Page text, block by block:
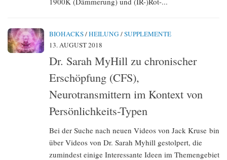
BIOHACKS/HEILUNG /SUPPLEMENTE
13. AUGUST 2018
Dr. Sarah MyHill zu chronischer
Erschöpfung (CFS),
Neurotransmittern im Kontext von
Persönlichkeits-Typen
Bei der Suche nach neuen Videos von Jack Kruse bin
über Videos von Dr. Sarah Myhill gestolpert, die
zumindest einige Interessante Ideen im Themengebiet